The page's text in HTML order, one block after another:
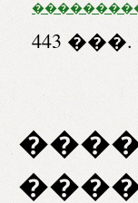
443 ���.